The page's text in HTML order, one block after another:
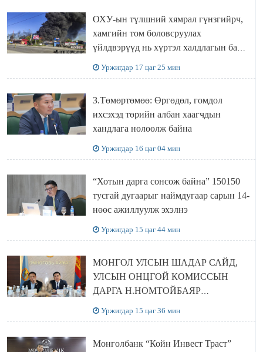
ОХУ-ын түлшний хямрал гүнзгийрч,
хамгийн том боловсруулах
үйлдвэрүүд нь хүртэл халдлагын бай
Уржигдар 17 цаг 25 мин
З.Төмөртөмөө: Өргөдөл, гомдол
ихсэхэд төрийн албан хаагчдын
хандлага нөлөөлж байна
Уржигдар 16 цаг 04 мин
“Хотын дарга сонсож байна” 150150
тусгай дугаарыг наймдугаар сарын 14-
нөөс ажиллуулж эхэлнэ
Уржигдар 15 цаг 44 мин
МОНГОЛ УЛСЫН ШАДАР САЙД,
УЛСЫН ОНЦГОЙ КОМИССЫН
ДАРГА Н.НОМТОЙБАЯР
Уржигдар 15 цаг 36 мин
Монголбанк “Койн Инвест Траст”